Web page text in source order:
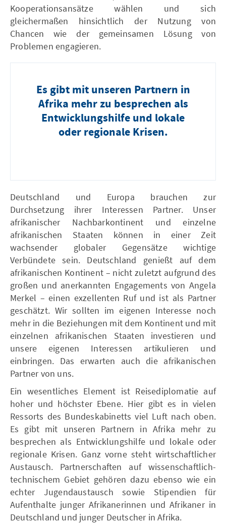
Kooperationsansätze wählen und sich
gleichermaßen hinsichtlich der Nutzung von
Chancen wie der gemeinsamen Lösung von
Problemen engagieren.
Es gibt mit unseren Partnern in
Afrika mehr zu besprechen als
Entwicklungshilfe und lokale
oder regionale Krisen.
Deutschland und Europa brauchen zur
Durchsetzung ihrer Interessen Partner. Unser
afrikanischer Nachbarkontinent und einzelne
afrikanischen Staaten können in einer Zeit
wachsender globaler Gegensätze wichtige
Verbündete sein. Deutschland genießt auf dem
afrikanischen Kontinent – nicht zuletzt aufgrund des
großen und anerkannten Engagements von Angela
Merkel – einen exzellenten Ruf und ist als Partner
geschätzt. Wir sollten im eigenen Interesse noch
mehr in die Beziehungen mit dem Kontinent und mit
einzelnen afrikanischen Staaten investieren und
unsere eigenen Interessen artikulieren und
einbringen. Das erwarten auch die afrikanischen
Partner von uns.
Ein wesentliches Element ist Reisediplomatie auf
hoher und höchster Ebene. Hier gibt es in vielen
Ressorts des Bundeskabinetts viel Luft nach oben.
Es gibt mit unseren Partnern in Afrika mehr zu
besprechen als Entwicklungshilfe und lokale oder
regionale Krisen. Ganz vorne steht wirtschaftlicher
Austausch. Partnerschaften auf wissenschaftlich-
technischem Gebiet gehören dazu ebenso wie ein
echter Jugendaustausch sowie Stipendien für
Aufenthalte junger Afrikanerinnen und Afrikane r in
Deutschland und jung er Deutsch er in Afrika.